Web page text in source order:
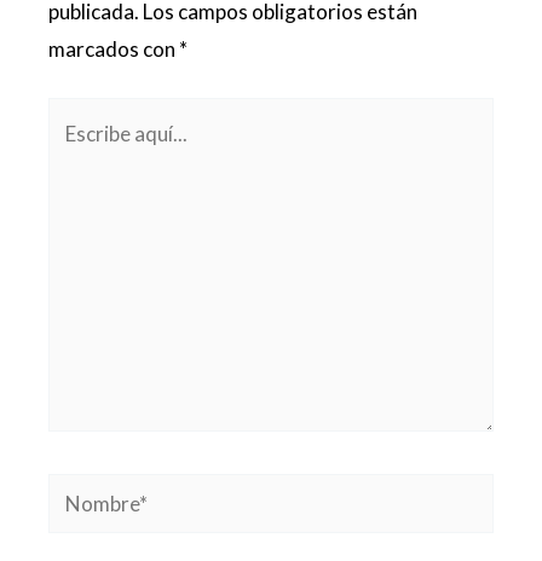
publicada. Los campos obligatorios están
marcados con *
Nombre*